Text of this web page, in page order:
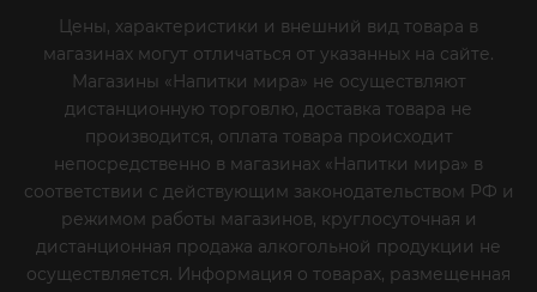
Цены, характеристики и внешний вид товара в
магазинах могут отличаться от указанных на сайте.
Магазины «Напитки мира» не осуществляют
дистанционную торговлю, доставка товара не
производится, оплата товара происходит
непосредственно в магазинах «Напитки мира» в
соответствии с действующим законодательством РФ и
режимом работы магазинов, круглосуточная и
дистанционная продажа алкогольной продукции не
осуществляется. Информация о товарах, размещенная